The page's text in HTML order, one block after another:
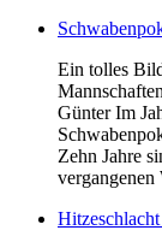
Ein tolles
Günter Im
Zehn Jahre
vergangenen